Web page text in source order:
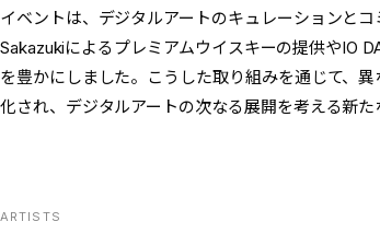
イベントは、デジタルアートのキュレーションと
Sakazukiによるプレミアムウイスキーの提供やIO
を豊かにしました。こうした取り組みを通じて、
化され、デジタルアートの次なる展開を考える新た
ARTISTS